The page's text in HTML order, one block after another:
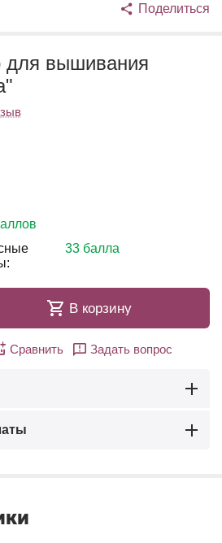
Поделиться
вышивания
33 балла
В корзину
Сравнить Задать вопрос